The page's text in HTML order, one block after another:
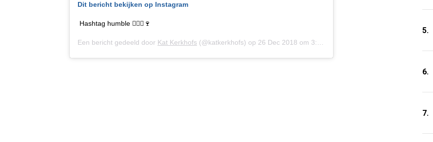
Dit bericht bekijken op Instagram
Hashtag humble 💁🏼‍♀️🍷
Een bericht gedeeld door Kat Kerkhofs (@katkerkhofs) op 26 Dec 2018 om 3:40 (PST)
5.
6.
7.